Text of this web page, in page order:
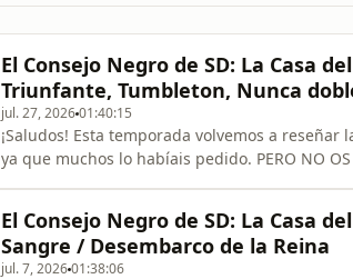
El Consejo Negro de SD: La Casa
Triunfante, Tumbleton, Nunca
jul. 27, 202601:40:15
¡Saludos! Esta temporada volvemos a reseñar la serie episodio a episodio para disfrutar del viaje,
ya que muchos lo habíais pedido. PERO NO
seguir en redes socia
El Consejo Negro de SD: La Casa
Sangre / Desembarco de la Reina
jul. 7, 202601:38:06